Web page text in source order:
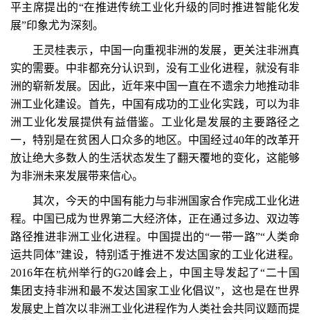
平主席提出的“在推进传统工业化升级的同时推进智能化发
展”印象尤为深刻。
王灵桂表示，中国一向重视非洲的发展，更关注非洲真
实的需要。中非都充分认识到，没有工业化进程，就没有非
洲的崭新发展。因此，近年来中国一直在不遗余力地推动非
洲工业化建设。首先，中国有成功的工业化实践，可以为非
洲工业化发展提供有益借鉴。工业化是发展的主要路径之
一，特别是在贫困人口众多的地区。中国经过40年的改革开
放让绝大多数人的生活状态发生了翻天覆地的变化，这能够
为非洲未来发展带来信心。
其次，今天的中国有能力与非洲国家合作完成工业化进
程。中国已成为世界第二大经济体，正在通过多边、双边等
路径推进非洲工业化进程。中国提出的“一带一路”“人类命
运共同体”建设，特别适于推进不发达国家的工业化进程。
2016年在杭州举行的G20峰会上，中国主导发起了“二十国
集团支持非洲和最不发达国家工业化倡议”，这也是在世界
发展史上首次以非洲工业化进程作为人类社会共同议题而提